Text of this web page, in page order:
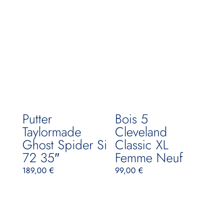
Putter
Taylormade
Ghost Spider Si
72 35″
189,00 €
Bois 5
Cleveland
Classic XL
Femme Neuf
99,00€